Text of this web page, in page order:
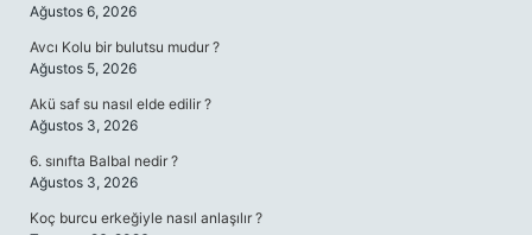
Ağustos 6, 2026
Avcı Kolu bir bulutsu mudur ?
Ağustos 5, 2026
Akü saf su nasıl elde edilir ?
Ağustos 3, 2026
6. sınıfta Balbal nedir ?
Ağustos 3, 2026
Koç burcu erkeğiyle nasıl anlaşılır ?